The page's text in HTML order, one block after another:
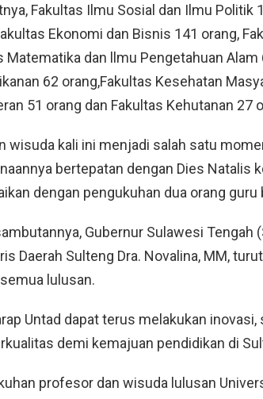
Fakultas Ilmu Sosial dan Ilmu Politik
Ekonomi dan Bisnis 141 orang,
Matematika dan llmu Pengetahuan
62 orang,Fakultas Kesehatan
51 orang dan Fakultas Kehutanan 27
wisuda kali ini menjadi salah satu
bertepatan dengan Dies Natalis
dengan pengukuhan dua orang guru
Gubernur Sulawesi Tengah
Daerah Sulteng Dra. Novalina, MM,
lulusan.
Untad dapat terus melakukan
demi kemajuan pendidikan di
profesor dan wisuda lulusan